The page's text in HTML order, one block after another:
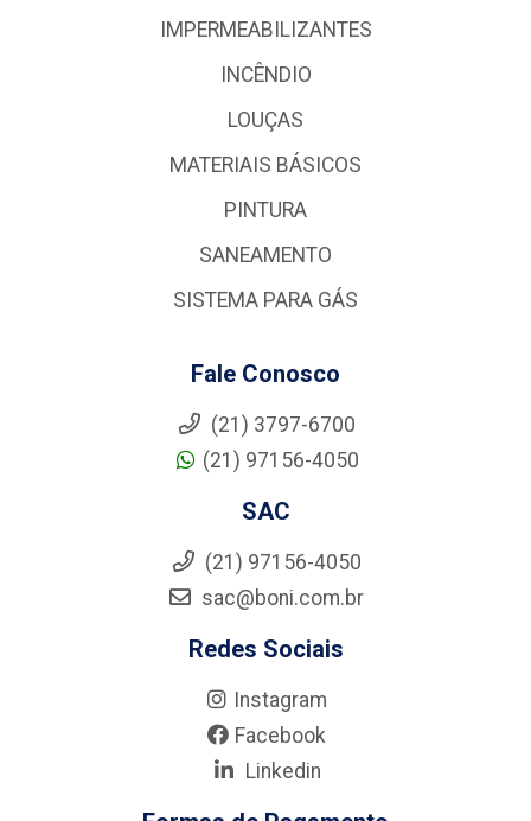
IMPERMEABILIZANTES
INCÊNDIO
LOUÇAS
MATERIAIS BÁSICOS
PINTURA
SANEAMENTO
SISTEMA PARA GÁS
Fale Conosco
(21) 3797-6700
(21) 97156-4050
SAC
(21) 97156-4050
sac@boni.com.br
Redes Sociais
Instagram
Facebook
Linkedin